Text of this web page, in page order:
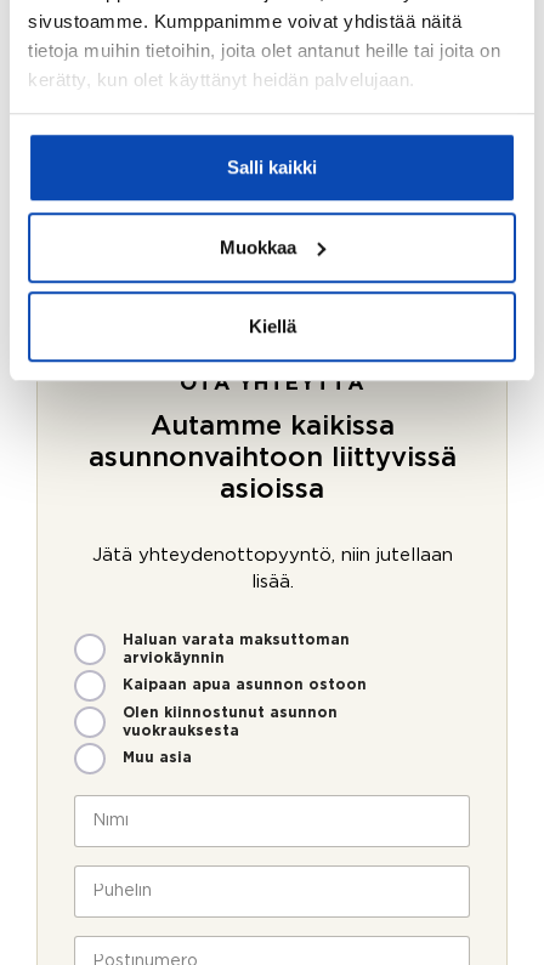
sivustoamme. Kumppanimme voivat yhdistää näitä
tietoja muihin tietoihin, joita olet antanut heille tai joita on
kerätty, kun olet käyttänyt heidän palvelujaan.
Salli kaikki
Muokkaa
Kiellä
OTA YHTEYTTÄ
Autamme kaikissa
asunnonvaihtoon liittyvissä
asioissa
Jätä yhteydenottopyyntö, niin jutellaan
lisää.
M
i
t
e
n
v
o
i
m
e
l
l
Haluan varata maksuttoman
arviokäynnin
Kaipaan apua asunnon ostoon
Olen kiinnostunut asunnon
vuokrauksesta
Muu asia
m
h